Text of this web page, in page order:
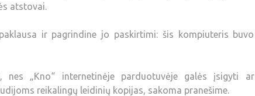
atstovai.
ir pagrindine jo paskirtimi: šis kompiuteris buvo
nes „Kno“ internetinėje parduotuvėje galės įsigyti ar
reikalingų leidinių kopijas, sakoma pranešime.